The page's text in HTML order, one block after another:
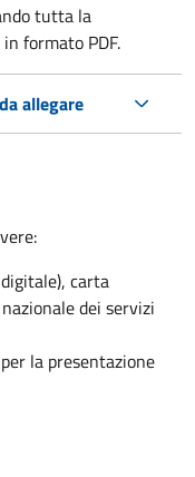
tutta la
formato PDF.
allegare
carta
dei servizi
la presentazione